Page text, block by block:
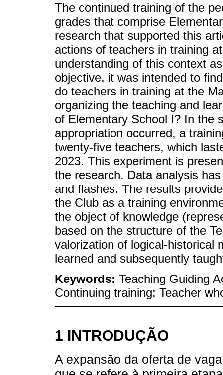
The continued training of the
grades that comprise
research that supported this
actions of teachers in training
understanding of this context
objective, it was intended to
do teachers in training at the
organizing the teaching and
of Elementary School I? In the
appropriation occurred, a
twenty-five teachers, which
2023. This experiment is
the research. Data analysis
and flashes. The results
the Club as a training
the object of knowledge
based on the structure of the
valorization of logical-historical
learned and subsequently
Keywords: Teaching Guiding
Continuing training; Teacher
1 INTRODUÇÃO
A expansão da oferta de